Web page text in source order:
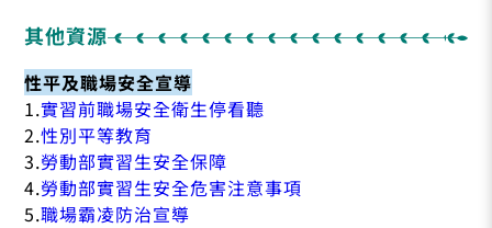
其他資源
性平及職場安全宣導
1.實習前職場安全衛生停看聽
2.性別平等教育
3.勞動部實習生安全保障
4.勞動部實習生安全危害注意事項
5.職場霸凌防治宣導